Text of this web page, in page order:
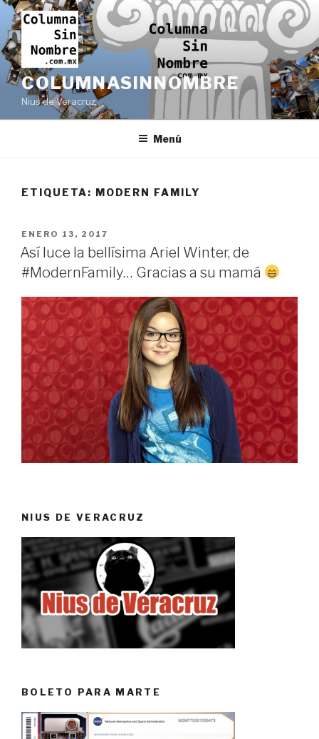
Ir
contenido
COLUMNASINNOMBRE
Nius de Veracruz
Menú
ETIQUETA: MODERN FAMILY
PUBLICADO
EN
ENERO 13, 2017
Así luce la bellísima Ariel Winter, de
#ModernFamily… Gracias a su mamá
NIUS DE VERACRUZ
BOLETO PARA MARTE